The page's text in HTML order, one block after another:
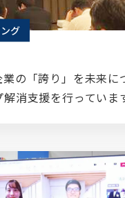
グ
の「誇り」を未来に
消支援を行っていま